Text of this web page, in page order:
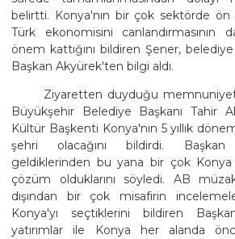
belirtti. Konya'nın bir çok sektörde ön
Türk ekonomisini canlandırmasının
önem kattığını bildiren Şener, belediye
Başkan Akyürek'ten bilgi aldı.
Ziyaretten duyduğu
Büyükşehir Belediye Başkanı Tahir
Kültür Başkenti Konya'nın 5 yıllık
şehri olacağını bildirdi.
geldiklerinden bu yana bir çok
çözüm olduklarını söyledi. AB
dışından bir çok misafirin
Konya'yı seçtiklerini bildiren
yatırımlar ile Konya her alanda